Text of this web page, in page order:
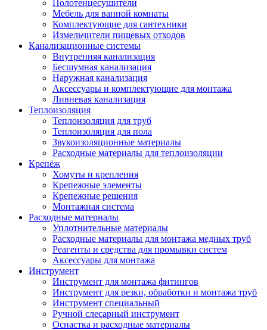
Полотенцесушители
Мебель для ванной комнаты
Комплектующие для сантехники
Измельчители пищевых отходов
Канализационные системы
Внутренняя канализация
Бесшумная канализация
Наружная канализация
Аксессуары и комплектующие для монтажа
Ливневая канализация
Теплоизоляция
Теплоизоляция для труб
Теплоизоляция для пола
Звукоизоляционные материалы
Расходные материалы для теплоизоляции
Крепёж
Хомуты и крепления
Крепежные элементы
Крепежные решения
Монтажная система
Расходные материалы
Уплотнительные материалы
Расходные материалы для монтажа медных труб
Реагенты и средства для промывки систем
Аксессуары для монтажа
Инструмент
Инструмент для монтажа фитингов
Инструмент для резки, обработки и монтажа труб
Инструмент специальный
Ручной слесарный инструмент
Оснастка и расходные материалы